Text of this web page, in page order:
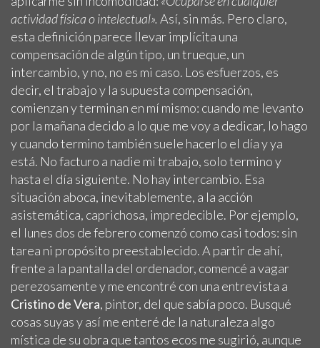
actividad física o intelectual». Así, sin más. Pero claro,
esta definición parece llevar implícita una
compensación de algún tipo, un trueque, un
intercambio, y no, no es mi caso. Los esfuerzos, es
decir, el trabajo y la supuesta compensación,
comienzan y terminan en mí mismo: cuando me levanto
por la mañana decido a lo que me voy a dedicar, lo hago
y cuando termino también suele hacerlo el día y ya
está. No facturo a nadie mi trabajo, solo termino y
hasta el día siguiente. No hay intercambio. Esa
situación aboca, inevitablemente, a la acción
asistemática, caprichosa, impredecible. Por ejemplo,
el lunes dos de febrero comenzó como casi todos: sin
tarea ni propósito preestablecido. A partir de ahí,
frente a la pantalla del ordenador, comencé a vagar
perezosamente y me encontré con una entrevista a
Cristino de Vera, pintor, del que sabía poco. Busqué
cosas suyas y así me enteré de la naturaleza algo
mística de su obra que tantos ecos me sugirió, aunque